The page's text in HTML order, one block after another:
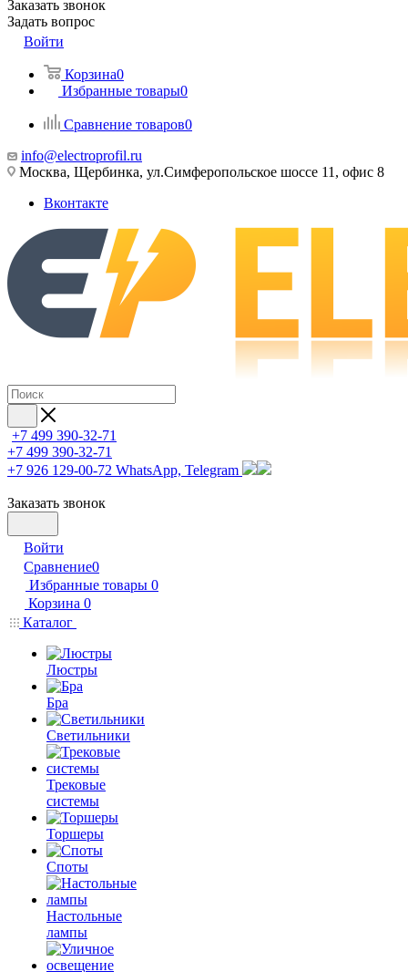
Заказать звонок
Задать вопрос
Войти
Корзина0
Избранные товары0
Сравнение товаров0
info@electroprofil.ru
Москва, Щербинка, ул.Симферопольское шоссе 11, офис 8
Вконтакте
+7 499 390-32-71
+7 499 390-32-71
+7 926 129-00-72 WhatsApp, Telegram
Заказать звонок
Войти
Сравнение0
Избранные товары 0
Корзина 0
Каталог
Люстры
Бра
Светильники
Трековые
системы
Торшеры
Споты
Настольные
лампы